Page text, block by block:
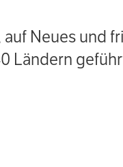
Neues und
Ländern